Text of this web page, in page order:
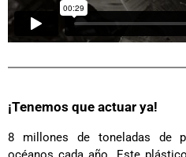
¡Tenemos que actuar ya!
8 millones de toneladas de